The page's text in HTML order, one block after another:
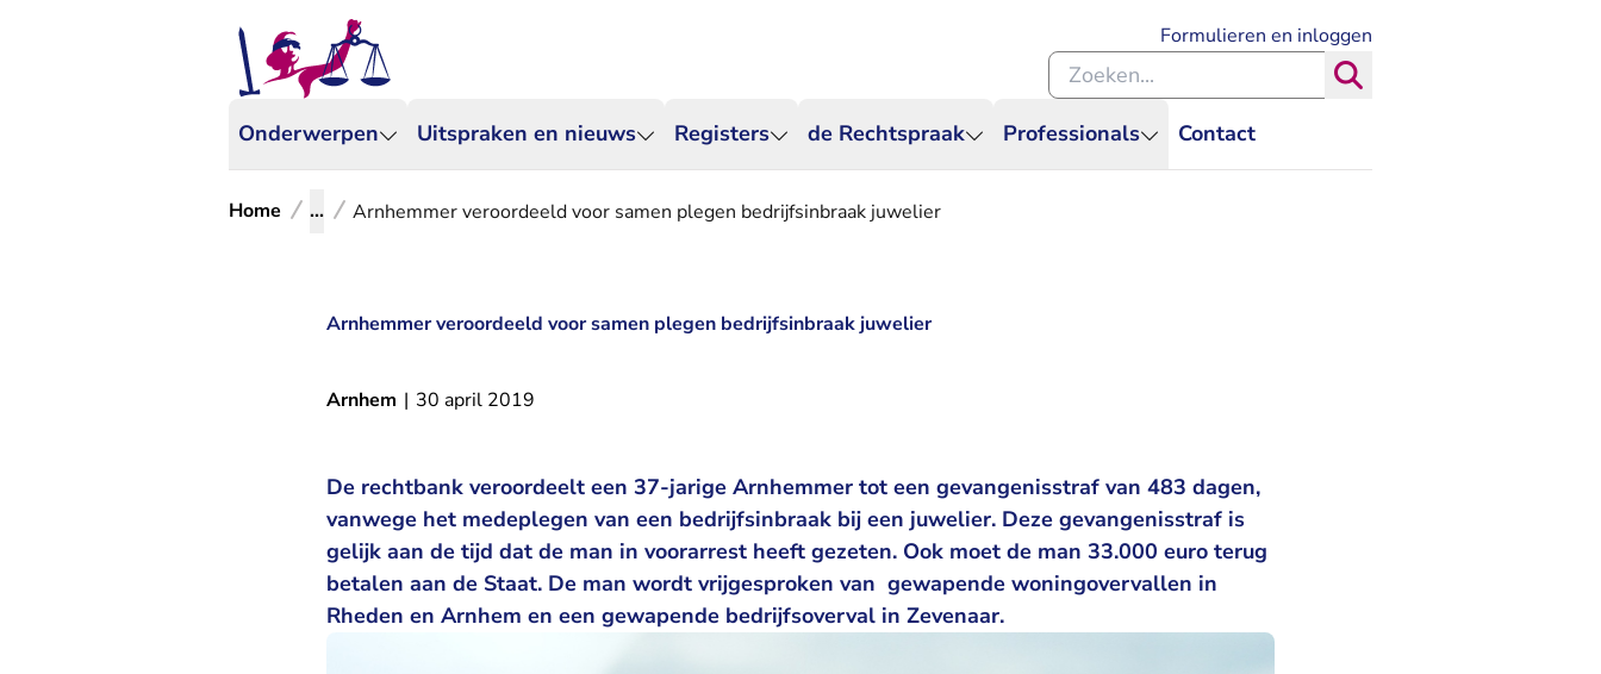
Onderwerpen Uitspraken en nieuws Registers de Rechtspraak Professionals Contact
Formulieren en inloggen
Zoeken binnen de Rechtspraak
Home ... Arnhemmer veroordeeld voor samen plegen bedrijfsinbraak juwelier
Arnhemmer veroordeeld voor samen plegen bedrijfsinbraak juwelier
Arnhem | 30 april 2019
De rechtbank veroordeelt een 37-jarige Arnhemmer tot een gevangenisstraf van 483 dagen,
vanwege het medeplegen van een bedrijfsinbraak bij een juwelier. Deze gevangenisstraf is
gelijk aan de tijd dat de man in voorarrest heeft gezeten. Ook moet de man 33.000 euro terug
betalen aan de Staat. De man wordt vrijgesproken van gewapende woningovervallen in
Rheden en Arnhem en een gewapende bedrijfsoverval in Zevenaar.